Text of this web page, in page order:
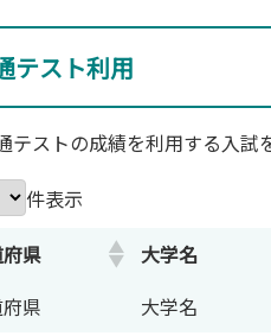
テスト利用
テストの成績を利用する入試
件表示
県
大学名
県
大学名